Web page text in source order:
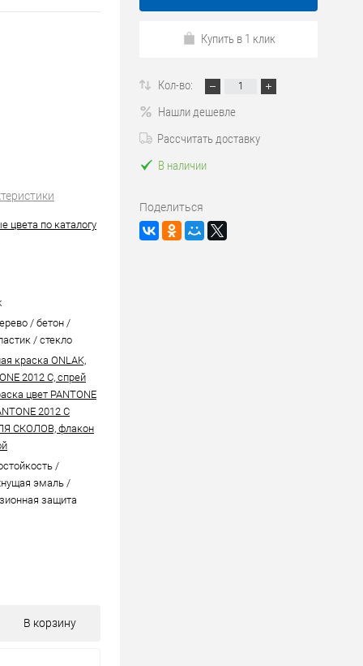
цвета по каталогу
/ бетон /
/ стекло
краска ONLAK,
2012 C, спрей
цвет PANTONE
2012 C
СКОЛОВ, флакон
/
эмаль /
защита
В корзину
Купить в 1 клик
Кол-во:
Нашли дешевле
Рассчитать доставку
В наличии
Поделиться